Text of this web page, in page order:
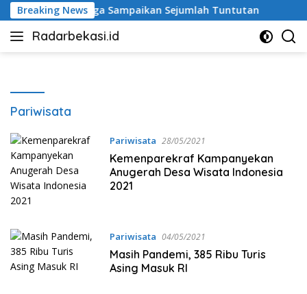
Langsung
ke
konten
Breaking News
Warga Sampaikan Sejumlah Tuntutan
Radarbekasi.id
Berita
Pariwisata
Pariwisata 28/05/2021
Kemenparekraf Kampanyekan
Anugerah Desa Wisata Indonesia
2021⁣
Pariwisata 04/05/2021
Masih Pandemi, 385 Ribu Turis
Asing Masuk RI